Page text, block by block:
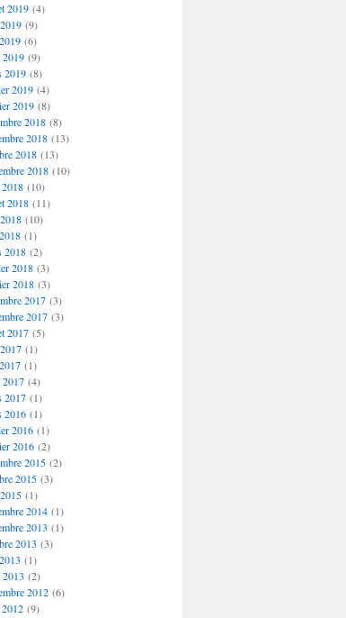
2019(4)
(9)
(6)
(9)
2019(8)
2019(4)
2019(8)
2018(8)
2018(13)
2018(13)
2018(10)
(10)
2018(11)
(10)
(1)
2018(2)
2018(3)
2018(3)
2017(3)
2017(3)
2017(5)
(1)
(1)
(4)
2017(1)
2016(1)
2016(1)
2016(2)
2015(2)
2015(3)
(1)
2014(1)
2013 (1)
2013 (3)
(1)
(2)
2012(6)
(9)